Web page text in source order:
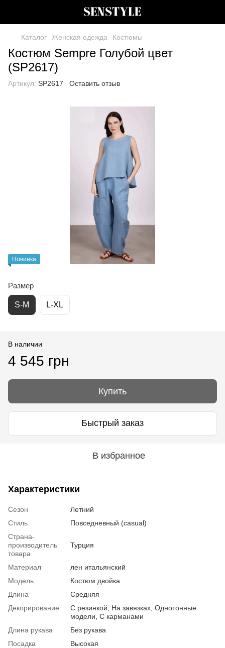
Каталог Женская одежда Костюмы
Костюм Sempre Голубой цвет
(SP2617)
Артикул: SP2617 Оставить отзыв
Новинка
Размер
S-M L-XL
В наличии
4 545 грн
Купить
Быстрый заказ
В избранное
Характеристики
Сезон
Летний
Стиль
Повседневный (casual)
Страна-
производитель
товара
Турция
Материал
лен итальянский
Модель
Костюм двойка
Длина
Средняя
Декорирование
С резинкой, На завязках, Однотонные
модели, С карманами
Длина рукава
Без рукава
Посадка
Высокая